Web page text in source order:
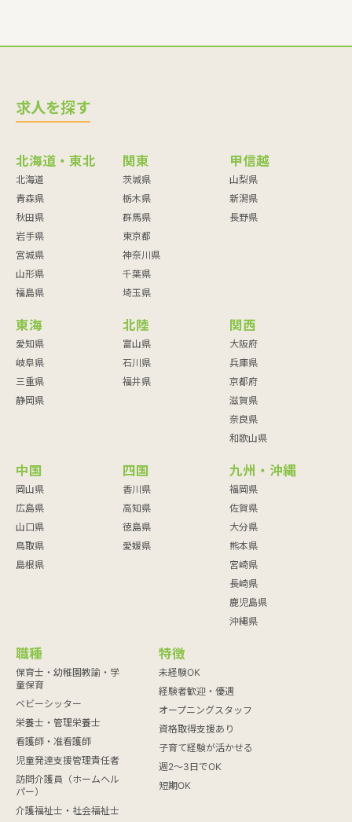
求人を探す
北海道・東北
北海道
青森県
秋田県
岩手県
宮城県
山形県
福島県
関東
茨城県
栃木県
群馬県
東京都
神奈川県
千葉県
埼玉県
甲信越
山梨県
新潟県
長野県
東海
愛知県
岐阜県
三重県
静岡県
北陸
富山県
石川県
福井県
関西
大阪府
兵庫県
京都府
滋賀県
奈良県
和歌山県
中国
岡山県
広島県
山口県
鳥取県
島根県
四国
香川県
高知県
徳島県
愛媛県
九州・沖縄
福岡県
佐賀県
大分県
熊本県
宮崎県
長崎県
鹿児島県
沖縄県
職種
保育士・幼稚園教諭・学
童保育
ベビーシッター
栄養士・管理栄養士
看護師・准看護師
児童発達支援管理責任者
訪問介護員（ホームヘル
パー）
介護福祉士・社会福祉士
特徴
未経験OK
経験者歓迎・優遇
オープニングスタッフ
資格取得支援あり
子育て経験が活かせる
週2～3日でOK
短期OK